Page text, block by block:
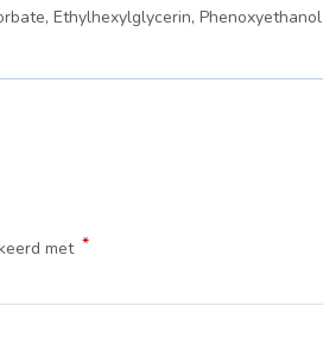
Ethylhexylglycerin, Phenoxyethanol
met *